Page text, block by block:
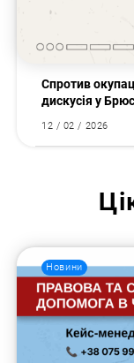
Спротив
дискусія у
12 / 02 / 2026
Новини